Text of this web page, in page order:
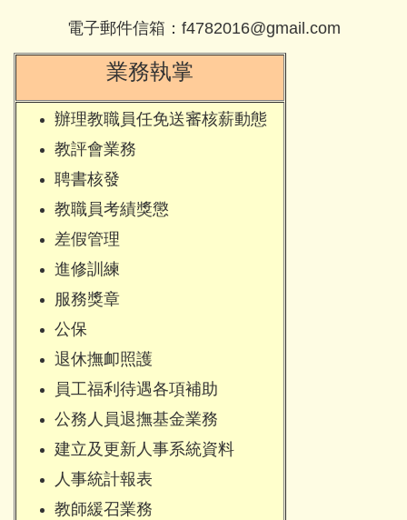
電子郵件信箱： f4782016@gmail.com
業務執掌
辦理教職員任免送審核薪動態
教評會業務
聘書核發
教職員考績獎懲
差假管理
進修訓練
服務獎章
公保
退休撫卹照護
員工福利待遇各項補助
公務人員退撫基金業務
建立及更新人事系統資料
人事統計報表
教師緩召業務